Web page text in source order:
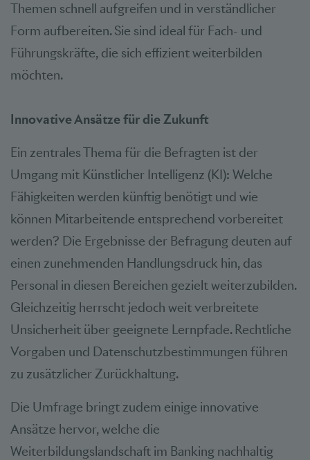
Themen schnell aufgreifen und in verständlicher
Form aufbereiten. Sie sind ideal für Fach- und
Führungskräfte, die sich effizient weiterbilden
möchten.
Innovative Ansätze für die Zukunft
Ein zentrales Thema für die Befragten ist der
Umgang mit Künstlicher Intelligenz (KI): Welche
Fähigkeiten werden künftig benötigt und wie
können Mitarbeitende entsprechend vorbereitet
werden? Die Ergebnisse der Befragung deuten auf
einen zunehmenden Handlungsdruck hin, das
Personal in diesen Bereichen gezielt weiterzubilden.
Gleichzeitig herrscht jedoch weit verbreitete
Unsicherheit über geeignete Lernpfade. Rechtliche
Vorgaben und Datenschutzbestimmungen führen
zu zusätzlicher Zurückhaltung.
Die Umfrage bringt zudem einige innovative
Ansätze hervor, welche die
Weiterbildungslandschaft im Banking nachhaltig